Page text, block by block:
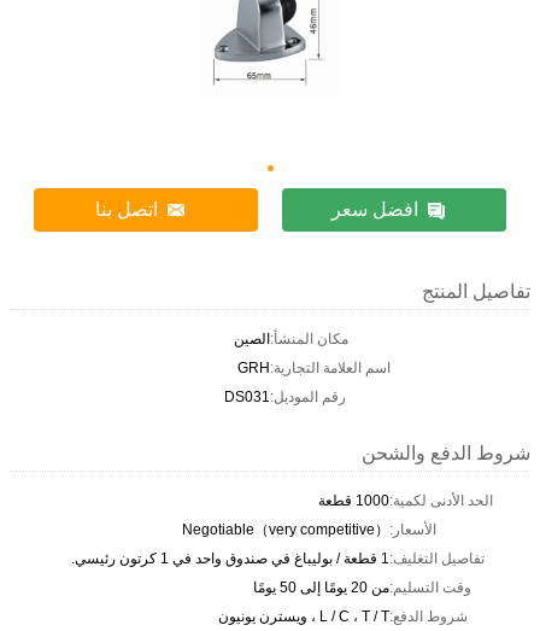
افضل سعر اتصل بنا
تفاصيل المنتج
مكان المنشأ:الصين
اسم العلامة التجارية:GRH
رقم الموديل:DS031
شروط الدفع والشحن
الحد الأدنى لكمية:1000 قطعة
الأسعار: Negotiable（very competitive）
تفاصيل التغليف:1 قطعة / بوليباغ في صندوق واحد في 1 كرتون رئيسي.
وقت التسليم:من 20 يومًا إلى 50 يومًا
شروط الدفع:L / C ، T / T ، ويسترن يونيون